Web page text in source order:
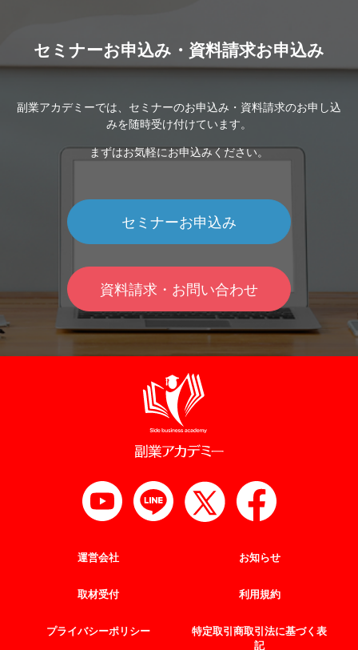
セミナーお申込み・資料請求お申込み
副業アカデミーでは、セミナーのお申込み・資料請求のお申し込
みを随時受け付けています。
まずはお気軽にお申込みください。
セミナーお申込み
資料請求・お問い合わせ
運営会社 お知らせ
取材受付 利用規約
プライバシーポリシー
特定取引商取引法に基づく表
記